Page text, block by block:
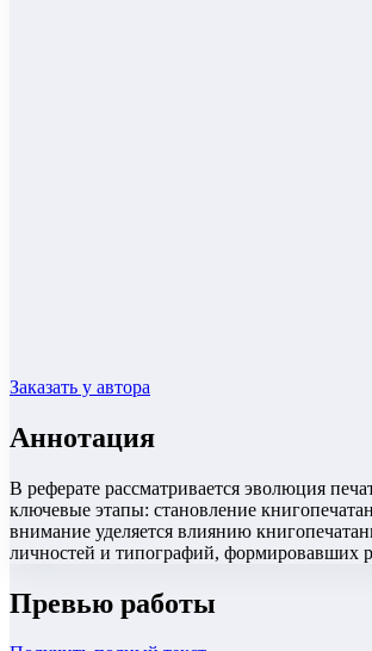
Заказать у автора
Аннотация
В реферате рассматривается эволюция
ключевые этапы: становление
внимание уделяется влиянию
личностей и типографий, формировавших
Превью работы